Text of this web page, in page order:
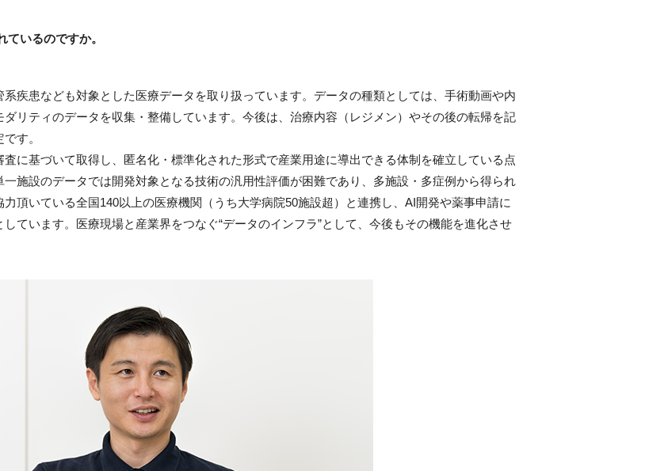
いるのですか。
疾患なども対象とした医療データを取り扱っています。データの種類としては、手術動画や内
リティのデータを収集・整備しています。今後は、治療内容（レジメン）やその後の転帰を記
す。
に基づいて取得し、匿名化・標準化された形式で産業用途に導出できる体制を確立している点
施設のデータでは開発対象となる技術の汎用性評価が困難であり、多施設・多症例から得られ
頂いている全国140以上の医療機関（うち大学病院50施設超）と連携し、AI開発や薬事申請に
ています。医療現場と産業界をつなぐ“データのインフラ”として、今後もその機能を進化させ